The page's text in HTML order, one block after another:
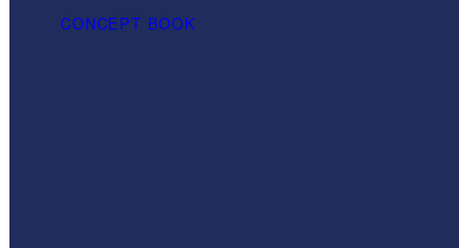
CONCEPT BOOK